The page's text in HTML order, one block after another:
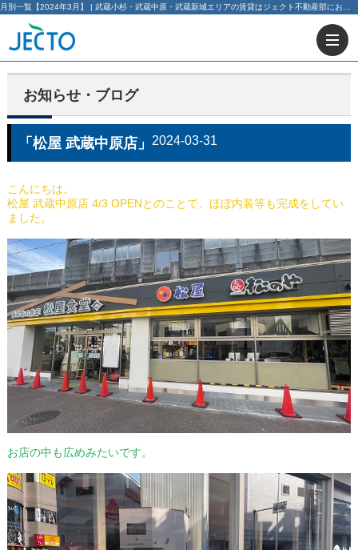
お知らせ・ブログ
「松屋 武蔵中原店」 2024-03-31
こんにちは。
松屋 武蔵中原店 4/3 OPENとのことで、ほぼ内装等も完成をしてい
ました。
お店の中も広めみたいです。